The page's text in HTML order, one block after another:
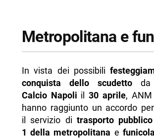
Metropolitana e
In vista dei possibili
conquista dello scudettoda
Calcio Napoli il30 aprile,
hanno raggiunto un accordo
il servizio di trasporto pubblico
1 della metropolitana e